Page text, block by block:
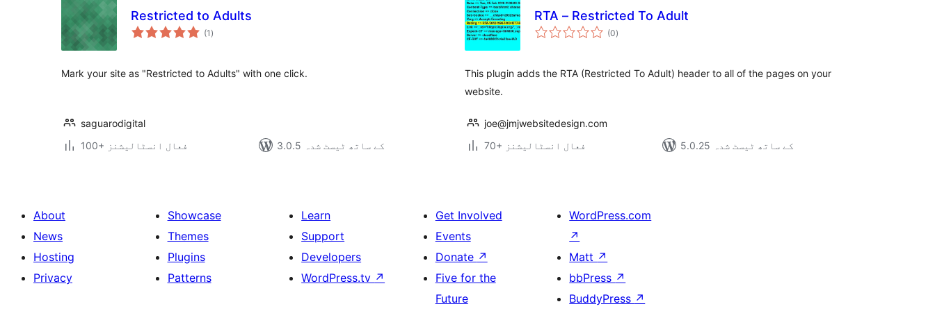
Restricted to Adults
(1 مجموعی
درجہ
)
Mark your site as "Restricted to Adults" with one click.
saguarodigital
100+ فعال انسٹالیشنز
3.0.5 کے ساتھ ٹیسٹ شدہ
RTA – Restricted To Adult
(0مجموعی
درجہ
)
This plugin adds the RTA (Restricted To Adult) header to all of the pages on your
website.
joe@jmjwebsitedesign.com
70+ فعال انسٹالیشنز
5.0.25 کے ساتھ ٹیسٹ شدہ
About
News
Hosting
Privacy
Showcase
Themes
Plugins
Patterns
Learn
Support
Developers
WordPress.tv ↗
Get Involved
Events
Donate ↗
Five for the
Future
WordPress.com
↗
Matt ↗
bbPress ↗
BuddyPress ↗